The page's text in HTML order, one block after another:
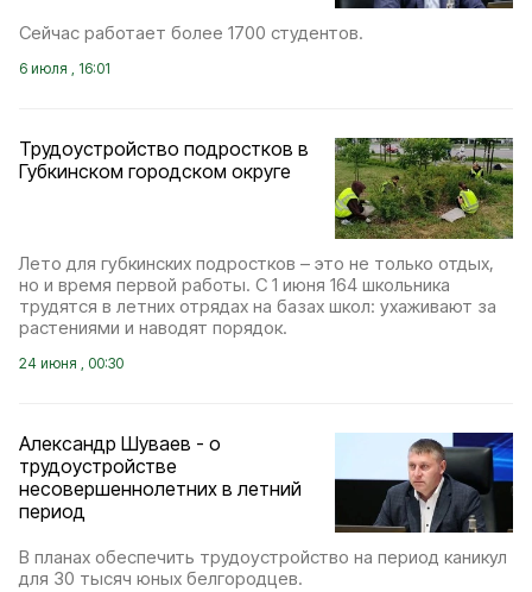
Сейчас работает более 1700 студентов.
6 июля , 16:01
Трудоустройство подростков в
Губкинском городском округе
Лето для губкинских подростков – это не только отдых,
но и время первой работы. С 1 июня 164 школьника
трудятся в летних отрядах на базах школ: ухаживают за
растениями и наводят порядок.
24 июня , 00:30
Александр Шуваев - о
трудоустройстве
несовершеннолетних в летний
период
В планах обеспечить трудоустройство на период каникул
для 30 тысяч юных белгородцев.